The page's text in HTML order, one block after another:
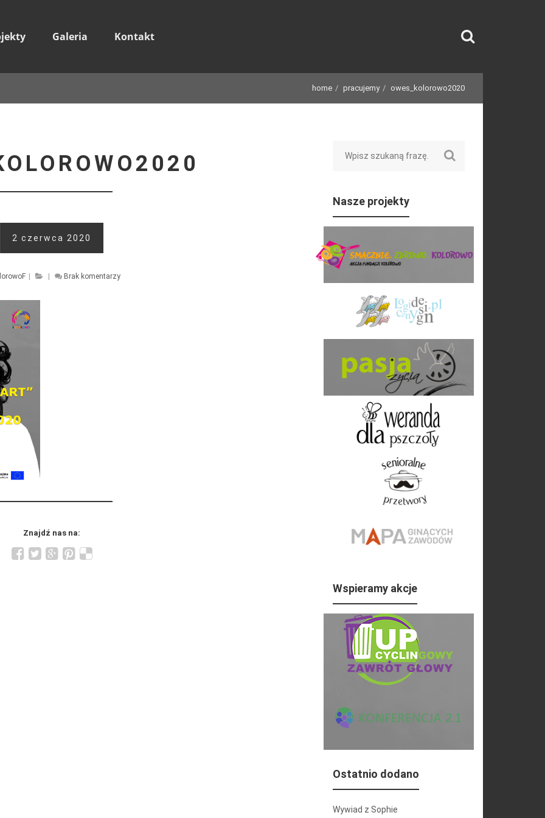
Galeria Kontakt
home pracujemy owes_kolorowo2020
2 czerwca 2020
Brak komentarzy
Znajdź nas na:
Nasze projekty
Wspieramy akcje
Ostatnio dodano
Wywiad z Sophie